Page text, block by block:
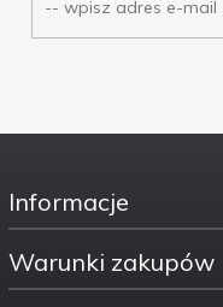
Informacje
Warunki zakupów